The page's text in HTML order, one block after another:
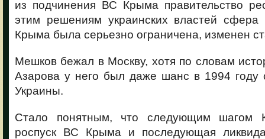
из подчинения ВС Крыма правительство
этим решениям украинских властей сфера
Крыма была серьезно ограничена, изменен
Мешков бежал в Москву, хотя по словам
Азарова у него был даже шанс в 1994 году
Украины.
Стало понятным, что следующим шагом
роспуск ВС Крыма и последующая